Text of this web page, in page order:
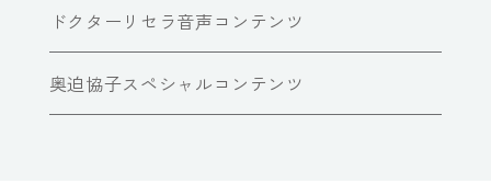
ドクターリセラ音声コンテンツ
奥迫協子スペシャルコンテンツ